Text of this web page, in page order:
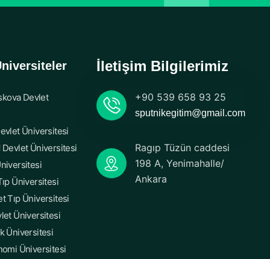
Devlet
Üniversitesi
Üniversitesi
Üniversitesi
Tıp Üniversitesi
Üniversitesi
Üniversitesi
Üniversitesi
İletişim Bilgilerimiz
sputnikegitim@gmail.com
+90 539 658 93 25
Ragıp Tüzün caddesi
198 A, Yenimahalle/
Ankara